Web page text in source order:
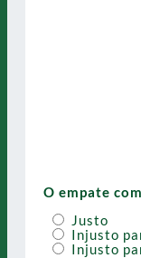
O empate
Justo
Injusto
Injusto